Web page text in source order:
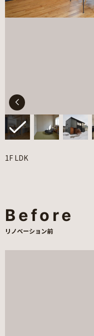
1F LDK
Before
リノベーション前